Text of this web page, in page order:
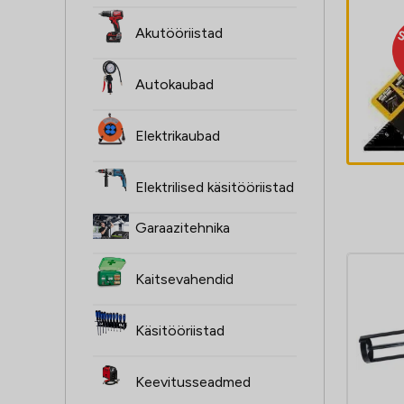
Akutööriistad
Autokaubad
Elektrikaubad
Elektrilised käsitööriistad
Garaazitehnika
Kaitsevahendid
Käsitööriistad
Keevitusseadmed
Dewalt - 300mm